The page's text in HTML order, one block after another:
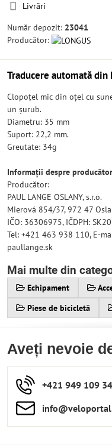
Livrări
Număr depozit: 23041
Producător:
Traducere automată din
Clopoțel mic din oțel cu
un șurub.
Diametru: 35 mm
Suport: 22,2 mm.
Greutate: 34g
Informații despre producător
Producător:
PAUL LANGE OSLANY, s.r.o.
Mierová 854/37, 972 47
IČO: 36306975, IČDPH:
Tel: +421 463 938 110, E-
paullange.sk
Mai multe din
Echipament
Piese de bicicletă
Aveți nevoie
+421 949 109